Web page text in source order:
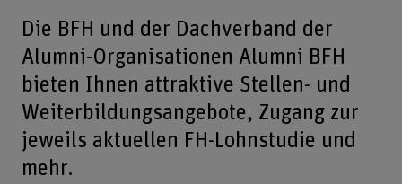
Die BFH und der Dachverband der
Alumni-Organisationen Alumni BFH
bieten Ihnen attraktive Stellen- und
Weiterbildungsangebote, Zugang zur
jeweils aktuellen FH-Lohnstudie und
mehr.